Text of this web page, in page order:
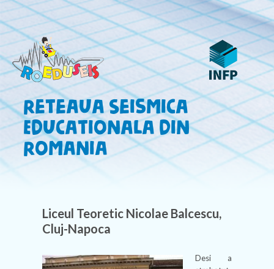
Reteaua Seismica
Educationala din
Romania
Liceul Teoretic Nicolae Balcescu,
Cluj-Napoca
Desi a